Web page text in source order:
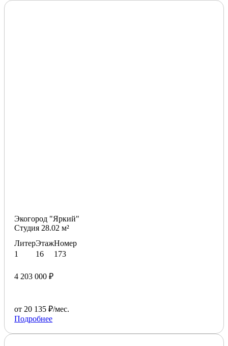
Экогород "Яркий"
Студия 28.02 м²
Литер
1
Этаж
16
Номер
173
4 203 000 ₽
от 20 135 ₽/мес.
Подробнее